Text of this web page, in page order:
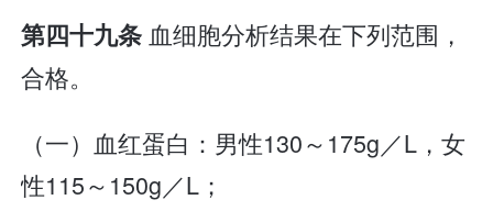
第四十九条血细胞分析结果在下列范围，
合格。
（一）血红蛋白：男性130～175g／L，女
性115～150g／L；